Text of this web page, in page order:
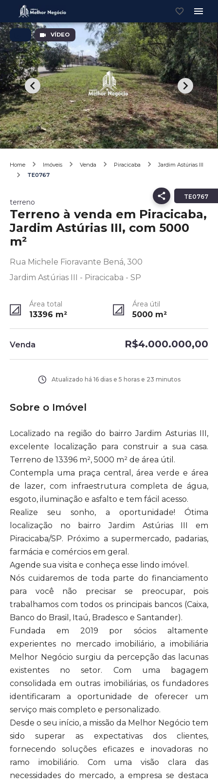
VÍDEO
Home Imóveis Venda Piracicaba
Jardim Astúrias III
TE0767
TE0767
terreno
Terreno à venda em Piracicaba,
Jardim Astúrias III, com 5000
m²
Rua Michele Fioravante Bená, 300
Jardim Astúrias III - Piracicaba - SP
Área total
13396 m²
Área útil
5000 m²
Venda R$4.000.000,00
Atualizado há 16 dias e 5 horas e 23 minutos
Sobre o Imóvel
Localizado na região do bairro Jardim Asturias III,
excelente localização para construir a sua casa.
Terreno de 13396 m², 5000 m² de área útil.
Contempla uma praça central, área verde e área
de lazer, com infraestrutura completa de água,
esgoto, iluminação e asfalto e tem fácil acesso.
Realize seu sonho, a oportunidade! Ótima
localização no bairro Jardim Astúrias III em
Piracicaba/SP. Próximo a supermercado, padarias,
farmácia e comércios em geral.
Agende sua visita e conheça esse lindo imóvel.
Nós cuidaremos de toda parte do financiamento
para você não precisar se preocupar, pois
trabalhamos com todos os principais bancos (Caixa,
Banco do Brasil, Itaú, Bradesco e Santander).
Fundada em 2019 por sócios altamente
experientes no mercado imobiliário, a imobiliária
Melhor Negócio surgiu da percepção das lacunas
existentes no setor. Com uma bagagem
consolidada em outras imobiliárias, os fundadores
identificaram a oportunidade de oferecer um
serviço mais completo e personalizado.
Desde o seu início, a missão da Melhor Negócio tem
sido superar as expectativas dos clientes,
fornecendo soluções eficazes e inovadoras no
ramo imobiliário. Com uma visão clara das
necessidades do mercado, a empresa se destaca